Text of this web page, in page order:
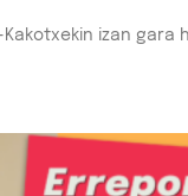
izan gara